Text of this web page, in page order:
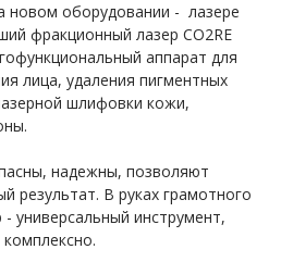
новом оборудовании - лазере
фракционный лазер CO2RE
аппарат для
лица, удаления пигментных
шлифовки кожи,
надежны, позволяют
результат. В руках грамотного
универсальный инструмент,